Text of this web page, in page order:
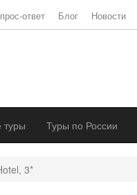
ответ Блог Новости
Туры по России
3*